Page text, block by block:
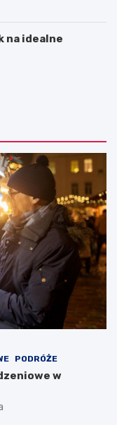
na idealne
PODRÓŻE
w